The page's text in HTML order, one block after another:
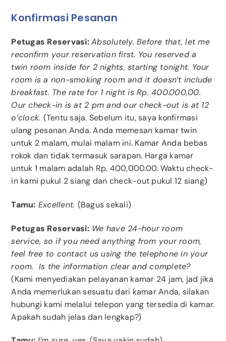
Konfirmasi Pesanan
Petugas Reservasi: Absolutely. Before that, let me
reconfirm your reservation first. You reserved a
twin room inside for 2 nights, starting tonight. Your
room is a non-smoking room and it doesn’t include
breakfast. The rate for 1 night is Rp. 400.000,00.
Our check-in is at 2 pm and our check-out is at 12
o’clock. (Tentu saja. Sebelum itu, saya konfirmasi
ulang pesanan Anda. Anda memesan kamar twin
untuk 2 malam, mulai malam ini. Kamar Anda bebas
rokok dan tidak termasuk sarapan. Harga kamar
untuk 1 malam adalah Rp. 400,000.00. Waktu check-
in kami pukul 2 siang dan check-out pukul 12 siang)
Tamu: Excellent. (Bagus sekali)
Petugas Reservasi:We have 24-hour room
service, so if you need anything from your room,
feel free to contact us using the telephone in your
room. Is the information clear and complete?
(Kami menyediakan pelayanan kamar 24 jam, jad jika
Anda memerlukan sesuatu dari kamar Anda, silakan
hubungi kami melalui telepon yang tersedia di kamar.
Apakah sudah jelas dan lengkap?)